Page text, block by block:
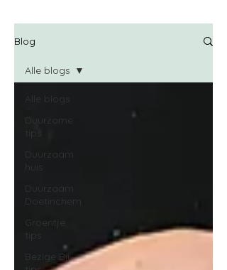
Blog
Alle blogs
Duurzame
tips
Duurzaam
huis
Duurzaam
Doetinchem
Groentje
tips
Bezige Bij
Alle blogs